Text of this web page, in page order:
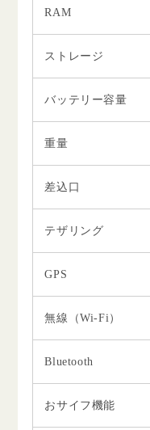
RAM
ストレージ
バッテリー容量
重量
差込口
テザリング
GPS
無線（Wi-Fi）
Bluetooth
おサイフ機能